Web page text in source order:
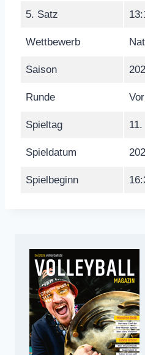
5. Satz
Wettbewerb
Saison
Runde
Spieltag 11.
Spieldatum
Spielbeginn